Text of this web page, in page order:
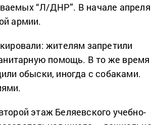
“Л/ДНР”. В начале апреля
армии.
жителям запретили
помощь. В то же время
обыски, иногда с собаками.
этаж Беляевского учебно-